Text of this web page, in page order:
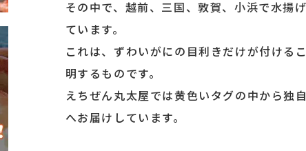
その中で、越前、三国、敦賀、小浜で水揚
ています。
これは、ずわいがにの目利きだけが付ける
明するものです。
えちぜん丸太屋では黄色いタグの中から独
へお届けしています。